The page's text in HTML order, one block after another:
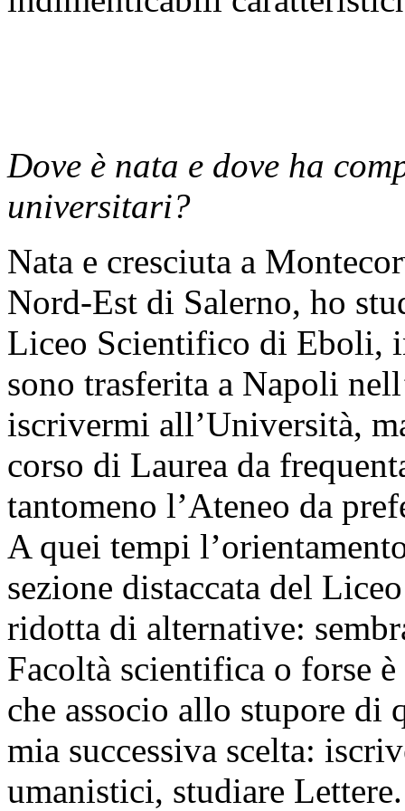
Dove è nata e dove ha
universitari?
Nata e cresciuta a
Nord-Est di Salerno, ho
Liceo Scientifico di Eboli,
sono trasferita a Napoli
iscrivermi all’Università,
corso di Laurea da
tantomeno l’Ateneo da
A quei tempi
sezione distaccata del
ridotta di alternative:
Facoltà scientifica o forse
che associo allo stupore
mia successiva scelta:
umanistici, studiare Lettere.